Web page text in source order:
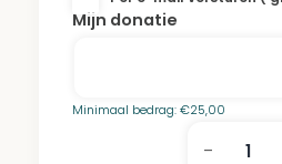
Mijn donatie
Minimaal bedrag:€25,00
-